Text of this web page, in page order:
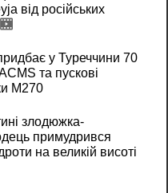
від російських
у Туреччини 70
та пускові
M270
злодюжка-
примудрився
на великій висоті